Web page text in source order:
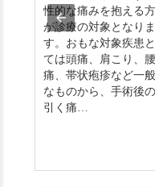
性的な痛みを抱える
が診療の対象となりま
す。おもな対象疾患
ては頭痛、肩こり、腰
痛、帯状疱疹など一
なものから、手術後
引く痛…